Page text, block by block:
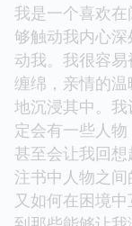
我是一个喜欢
够触动我内心
动我。我很容
缠绵，亲情的
地沉浸其中。我
定会有一些人
甚至会让我回
注书中人物之
又如何在困境